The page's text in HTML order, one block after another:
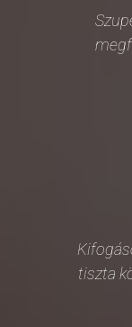
tiszta